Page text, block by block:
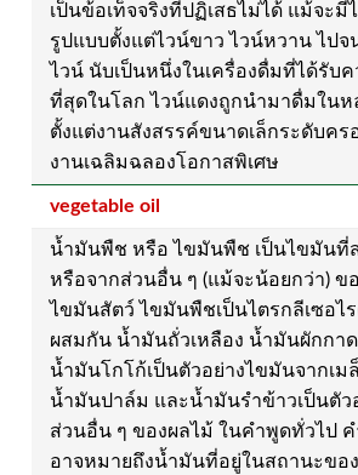
เป็นข้อเท็จจริงที่ปฏิเสธไม่ได้ แม้จะมี
รูปแบบตั้งแต่ไวน์ขาว ไวน์หวาน ไปจ
ไวน์ นับเป็นหนึ่งในเครื่องดื่มที่ได้รับ
ที่สุดในโลก ไวน์แดงถูกนำมาดื่มใน
ตั้งแต่งานสังสรรค์ขนาดเล็กระดับคร
งานเฉลิมฉลองโอกาสพิเศษ
vegetable oil
น้ำมันพืช หรือ ไขมันพืช เป็นไขมันที่
หรือจากส่วนอื่น ๆ (แม้จะน้อยกว่า) ข
ไขมันสัตว์ ไขมันพืชเป็นไตรกลีเซอไ
ผสมกัน น้ำมันถั่วเหลือง น้ำมันผักกา
น้ำมันโกโก้เป็นตัวอย่างไขมันจากเ
น้ำมันปาล์ม และน้ำมันรำข้าวเป็นตัว
ส่วนอื่น ๆ ของผลไม้ ในคำพูดทั่วไป
อาจหมายถึงน้ำมันที่อยู่ในสถานะขอ